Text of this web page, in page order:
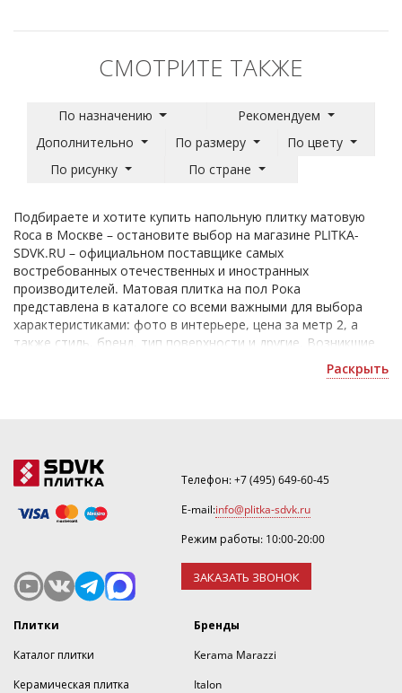
СМОТРИТЕ ТАКЖЕ
По назначению
Рекомендуем
Дополнительно
По размеру
По цвету
По рисунку
По стране
Подбираете и хотите купить напольную плитку матовую
Roca в Москве – остановите выбор на магазине PLITKA-
SDVK.RU – официальном поставщике самых
востребованных отечественных и иностранных
производителей. Матовая плитка на пол Рока
представлена в каталоге со всеми важными для выбора
характеристиками: фото в интерьере, цена за метр 2, а
также стиль, бренд, тип поверхности и другие. Возникшие
нашим квалифицированным сотрудникам, которые помогут
Раскрыть
Телефон:+7 (495) 649-60-45
E-mail:info@plitka-sdvk.ru
Режим работы: 10:00-20:00
ЗАКАЗАТЬ ЗВОНОК
Плитки
Каталог плитки
Керамическая плитка
Бренды
Kerama Marazzi
Italon